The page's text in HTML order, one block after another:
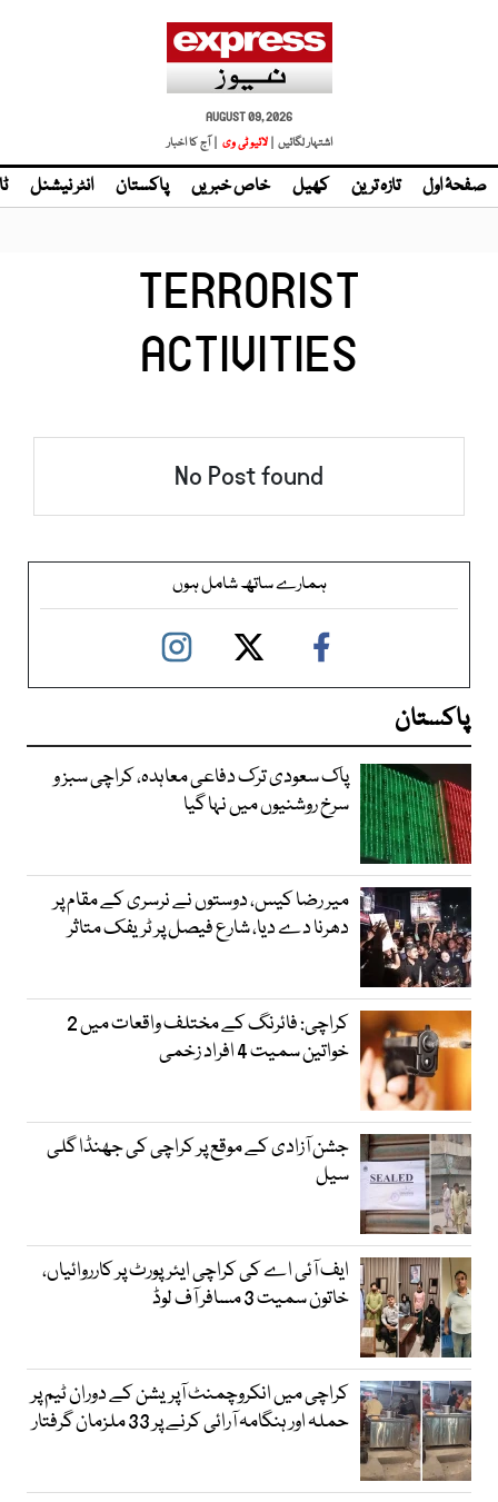
AUGUST 09, 2026
اشتہار لگائیں |
| آج کا اخبار
صفحۂ اول تازہ ترین کھیل خاص خبریں پاکستان انٹر نیشنل
TERRORIST
ACTIVITIES
No Post found
ہمارے ساتھ شامل ہوں
پاکستان
پاک سعودی ترک دفاعی معاہدہ، کراچی سبز و
سرخ روشنیوں میں نہا گیا
میر رضا کیس، دوستوں نے نرسری کے مقام پر
دھرنا دے دیا، شارع فیصل پر ٹریفک متاثر
کراچی: فائرنگ کے مختلف واقعات میں 2
خواتین سمیت 4 افراد زخمی
جشن آزادی کے موقع پر کراچی کی جھنڈا گلی
سیل
ایف آئی اے کی کراچی ایئرپورٹ پر کارروائیاں،
خاتون سمیت 3 مسافر آف لوڈ
کراچی میں انکروچمنٹ آپریشن کے دوران ٹیم پر
حملہ اور ہنگامہ آرائی کرنے پر 33 ملزمان گرفتار